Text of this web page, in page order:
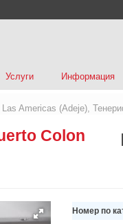
Услуги Информация
Americas (Adeje),
Colon
Номер по